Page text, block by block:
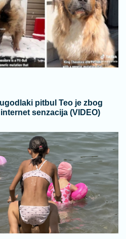
pitbul Teo je zbog
senzacija (VIDEO)